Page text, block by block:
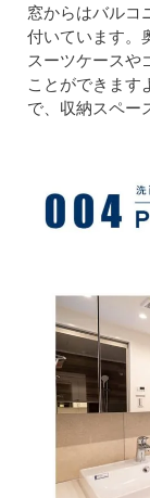
窓からはバルコ
付いています。
スーツケースや
ことができます
で、収納スペー